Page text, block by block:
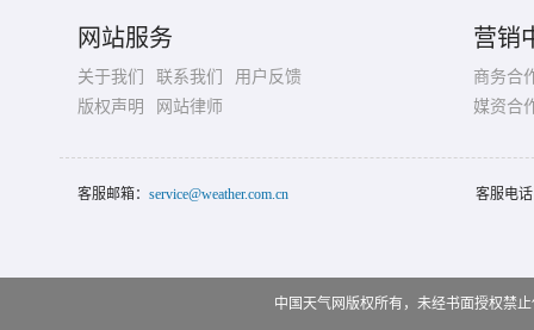
网站服务
关于我们 联系我们
用户反馈
版权声明
网站律师
营销
商务合
媒资合
客服邮箱： service@weather.com.cn 客服电
中国天气网版权所有，未经书面授权